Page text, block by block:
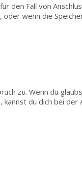
den Fall von
wenn die
zu. Wenn du
du dich bei der